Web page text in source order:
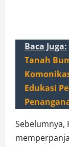
Baca Juga:
Tanah
Edukasi